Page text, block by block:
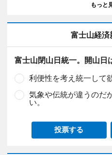
もっと
富士山経済
富士山閉山日統一。開山日
利便性を考え統一して
気象や伝統が違うのだ
い。
投票する